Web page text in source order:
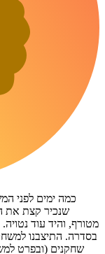
כמה ימים לפני
שנכיר קצת את
מטורף, והיד עוד
שחקנים (ובפרט